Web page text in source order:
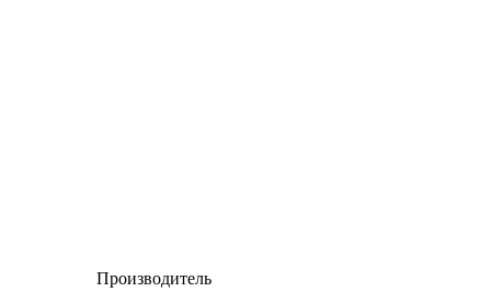
Производитель